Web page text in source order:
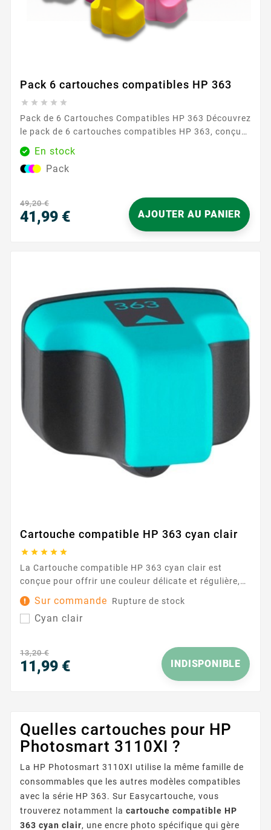
Pack 6 cartouches compatibles HP 363
    
Pack de 6 Cartouches Compatibles HP 363 Découvrez
le pack de 6 cartouches compatibles HP 363, conçu
pour répondre à tous vos besoins d'impression avec
une qualité exceptionnelle. Ce pack inclut les
couleurs suivantes : cyan, magenta, jaune, cyan clair,
utilisation quotidienne, il assure des impressions
nettes et éclatantes, idéales...
En stock
Pack
49,20 €
41,99 € AJOUTER AU PANIER
Cartouche compatible HP 363 cyan clair
    
La Cartouche compatible HP 363 cyan clair est
conçue pour offrir une couleur délicate et régulière,
idéale pour les dégradés, les photos et les graphiques
où la finesse des nuances compte. Pensée pour
fonctionner avec les imprimantes utilisant la
routine d’impression quotidienne et aide à
préserver...
Sur commande Rupture de stock
Cyan clair
13,20 €
11,99 € INDISPONIBLE
Quelles cartouches pour HP
Photosmart 3110XI ?
La HP Photosmart 3110XI utilise la même famille de
consommables que les autres modèles compatibles
avec la série HP 363. Sur Easycartouche, vous
trouverez notamment la cartouche compatible HP
363 cyan clair, une encre photo spécifique qui gère